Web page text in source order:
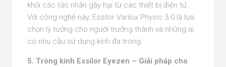
khỏi các tác nhân gây hại từ các thiết bị điện tử.
Với công nghệ này, Essilor Varilux Physio 3.0 là lựa
chọn lý tưởng cho người trưởng thành và những ai
có nhu cầu sử dụng kính đa tròng.
5. Tròng kính Essilor Eyezen – Giải pháp cho